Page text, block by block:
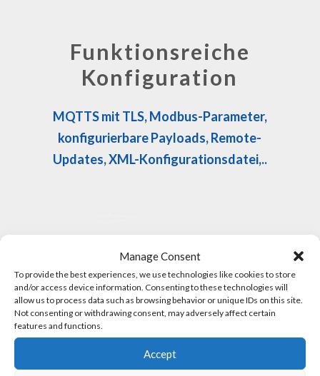
Manage Consent
To provide the best experiences, we use technologies like cookies to store
and/or access device information. Consenting to these technologies will
allow us to process data such as browsing behavior or unique IDs on this site.
Not consenting or withdrawing consent, may adversely affect certain
features and functions.
Accept
Funktionsreiche
Konfiguration
MQTTS mit TLS, Modbus-Parameter,
konfigurierbare Payloads, Remote-
Updates, XML-Konfigurationsdatei,..